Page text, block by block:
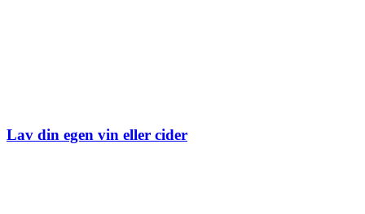
Lav din egen vin eller cider